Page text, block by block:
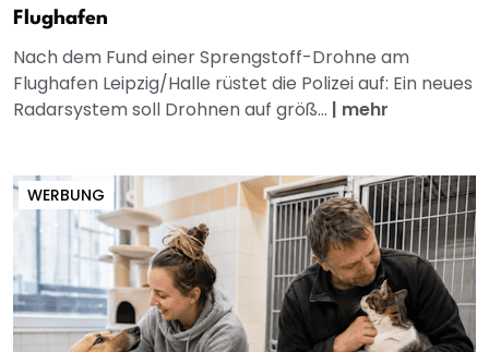
Flughafen
Nach dem Fund einer Sprengstoff-Drohne am
Flughafen Leipzig/Halle rüstet die Polizei auf: Ein neues
Radarsystem soll Drohnen auf größ... | mehr
WERBUNG